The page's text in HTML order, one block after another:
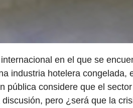
en el que se
industria hotelera congelada,
pública considere que el
pero ¿será que la